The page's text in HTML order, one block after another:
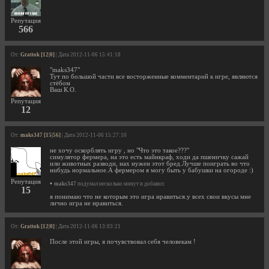
Репутация
566
От: Grattok [12|0] | Дата 2012-11-06 15:41:18
Репутация
12
"maks347"
Тут по большой части все восторженные комментарий к игре, являются
стёбом
Ваш К.О.
От: maks347 [15|56] | Дата 2012-11-06 15:27:10
Репутация
15
не хочу оскорблять игру , но "Что это такое???"
симулятор фермера, на это есть майнкраф, ходи да пшеничку сажай
или животных разводи, нах нужен этот бред.Лучше поиграть во что
нибудь нормальное.А фермером я могу быть у бабушки на огороде :)
• maks347 подумал несколько минут и добавил:
я понимаю что не которым это игра нравиться.у всех свои вкусы мне
лично игра не нравиться.
От: Grattok [12|0] | Дата 2012-11-06 13:03:21
После этой игры, я почувствовал себя человекам !